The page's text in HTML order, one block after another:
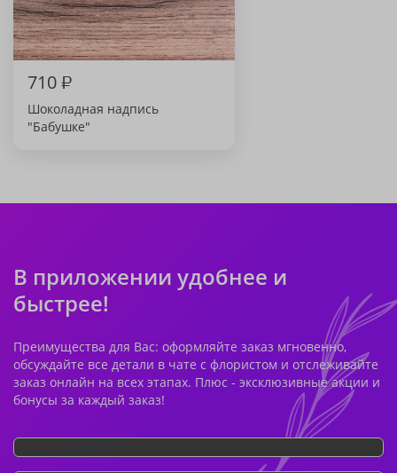
710₽
Шоколадная надпись
"Бабушке"
В приложении удобнее и
быстрее!
Преимущества для Вас: оформляйте заказ мгновенно,
обсуждайте все детали в чате с флористом и отслеживайте
заказ онлайн на всех этапах. Плюс - эксклюзивные акции и
бонусы за каждый заказ!